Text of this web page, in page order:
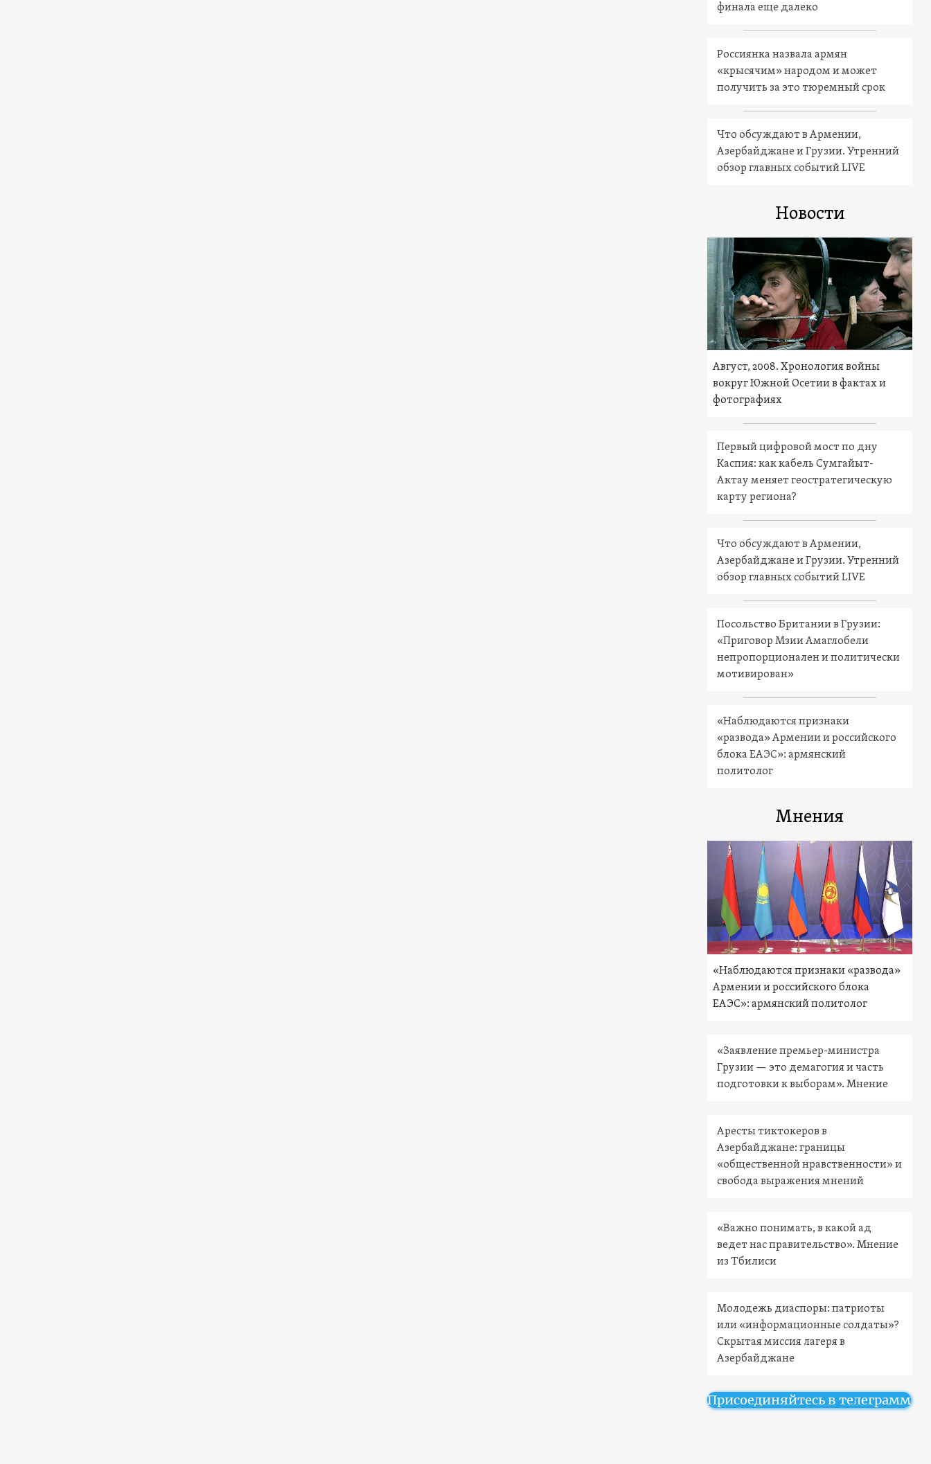
финала еще далеко
Россиянка назвала армян
«крысячим» народом и может
получить за это тюремный срок
Что обсуждают в Армении,
Азербайджане и Грузии. Утренний
обзор главных событий LIVE
Новости
Август, 2008. Хронология войны
вокруг Южной Осетии в фактах и
фотографиях
Первый цифровой мост по дну
Каспия: как кабель Сумгайыт-
Актау меняет геостратегическую
карту региона?
Что обсуждают в Армении,
Азербайджане и Грузии. Утренний
обзор главных событий LIVE
Посольство Британии в Грузии:
«Приговор Мзии Амаглобели
непропорционален и политически
мотивирован»
«Наблюдаются признаки
«развода» Армении и российского
блока ЕАЭС»: армянский
политолог
Мнения
«Наблюдаются признаки «развода»
Армении и российского блока
ЕАЭС»: армянский политолог
«Заявление премьер-министра
Грузии — это демагогия и часть
подготовки к выборам». Мнение
Аресты тиктокеров в
Азербайджане: границы
«общественной нравственности» и
свобода выражения мнений
«Важно понимать, в какой ад
ведет нас правительство». Мнение
из Тбилиси
Молодежь диаспоры: патриоты
или «информационные солдаты»?
Скрытая миссия лагеря в
Азербайджане
Присоединяйтесь в телеграмм